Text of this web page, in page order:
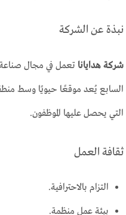
نبذة عن الشركة
شركة هدايانا تعمل في مجال صناعة
السابع يُعد موقعًا حيويًا وسط
التي يحصل عليها الموظفون.
ثقافة العمل
التزام بالاحترافية.
بيئة عمل منظمة.